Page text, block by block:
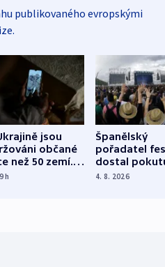
publikovaného evropskými
jsou
občané
než 50 zemí.
na straně
h
Španělský
pořadatel
dostal
nekalé
4. 8. 2026